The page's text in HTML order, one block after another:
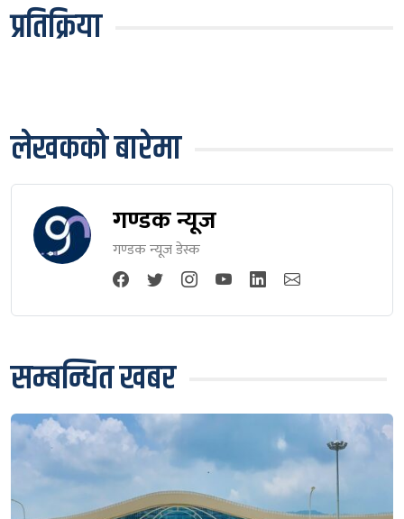
प्रतिक्रिया
लेखकको बारेमा
गण्डक न्यूज
गण्डक न्यूज डेस्क
सम्बन्धित खबर